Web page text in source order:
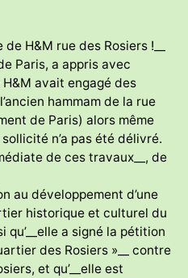
H&M rue des Rosiers !__
Paris, a appris avec
avait engagé des
hammam de la rue
de Paris) alors même
n’a pas été délivré.
de ces travaux__, de
au développement d’une
historique et culturel du
qu’__elle a signé la pétition
des Rosiers »__ contre
et qu’__elle est